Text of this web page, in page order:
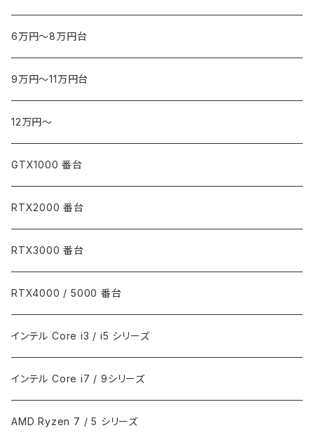
6万円～8万円台
9万円～11万円台
12万円～
GTX1000 番台
RTX2000 番台
RTX3000 番台
RTX4000 / 5000 番台
インテル Core i3 / i5 シリーズ
インテル Core i7 / 9シリーズ
AMD Ryzen 7 / 5 シリーズ